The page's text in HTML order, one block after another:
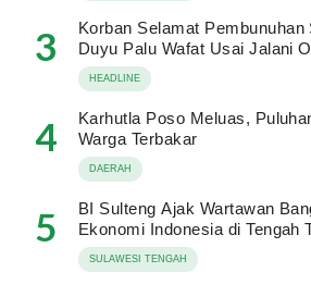
3
Korban Selamat Pembunuhan
Duyu Palu Wafat Usai Jalani
HEADLINE
4
Karhutla Poso Meluas,
Warga Terbakar
DAERAH
5
BI Sulteng Ajak Wartawan
Ekonomi Indonesia di Tengah
SULAWESI TENGAH